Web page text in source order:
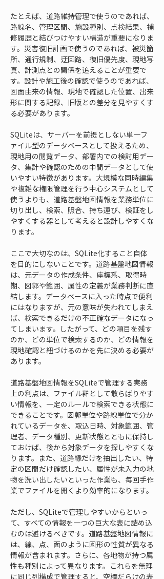
たとえば、道路維持管理で使うのであれば、
路線名、管理区間、施設種別、点検結果、補
修履歴と結びつけやすい構造が重要になりま
す。災害復旧計画で使うのであれば、被災箇
所、通行規制、迂回路、復旧優先度、現地写
真、計測点との関係を追えることが重要で
す。設計や施工後の確認で使うのであれば、
図面由来の情報、現地で確認した位置、出来
形に関する記録、旧版との差分を見やすくす
る必要があります。
SQLiteは、サーバーを前提としない単一フ
ァイル型のデータベースとして扱えるため、
現地用の閲覧データ、部署内での検討用デー
タ、集計や確認のための中間データとして使
いやすい特徴があります。大規模な同時編集
や複雑な権限管理を行う中心システムとして
使うよりも、道路基盤地図情報を業務単位に
切り出し、検索、照合、持ち運び、検証をし
やすくする器として考えると設計しやすくな
ります。
ここで大切なのは、SQLite化すること自体
を目的にしないことです。道路基盤地図情報
は、元データの作成条件、座標系、取得時
期、図郭や範囲、属性の定義が業務判断に直
結します。データベースに入った時点で便利
にはなりますが、元の意味が失われてしまえ
ば、検索できるだけの不正確なデータになっ
てしまいます。したがって、どの項目を残す
のか、どの単位で検索するのか、どの情報を
現地確認と紐づけるのかを先に決める必要が
あります。
道路基盤地図情報をSQLiteで管理する実務
上の利点は、ファイル群として散らばりやす
い情報を、一定のルールで検索できる状態に
できることです。図郭単位や路線単位で分か
れているデータを、取込日時、対象範囲、管
理者、データ種別、更新状態とともに保持し
ておけば、後から対象データを探しやすくな
ります。また、道路縁だけを抽出したい、特
定の区間だけ確認したい、属性が未入力の地
物を洗い出したいといった作業も、毎回手作
業でファイルを開くより効率的になります。
ただし、SQLiteで管理しやすいからといっ
て、すべての情報を一つの巨大な表に詰め込
むのは避けるべきです。道路基盤地図情報に
は、線、点、面のように図形の性質が異なる
情報が含まれます。さらに、各地物が持つ属
性も種別によって異なります。これらを無理
に同じ列構成で管理すると、空欄だらけの表